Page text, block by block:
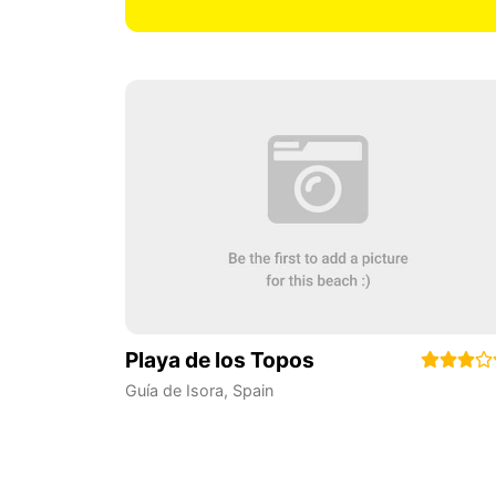
Playa de los Topos
Guía de Isora, Spain